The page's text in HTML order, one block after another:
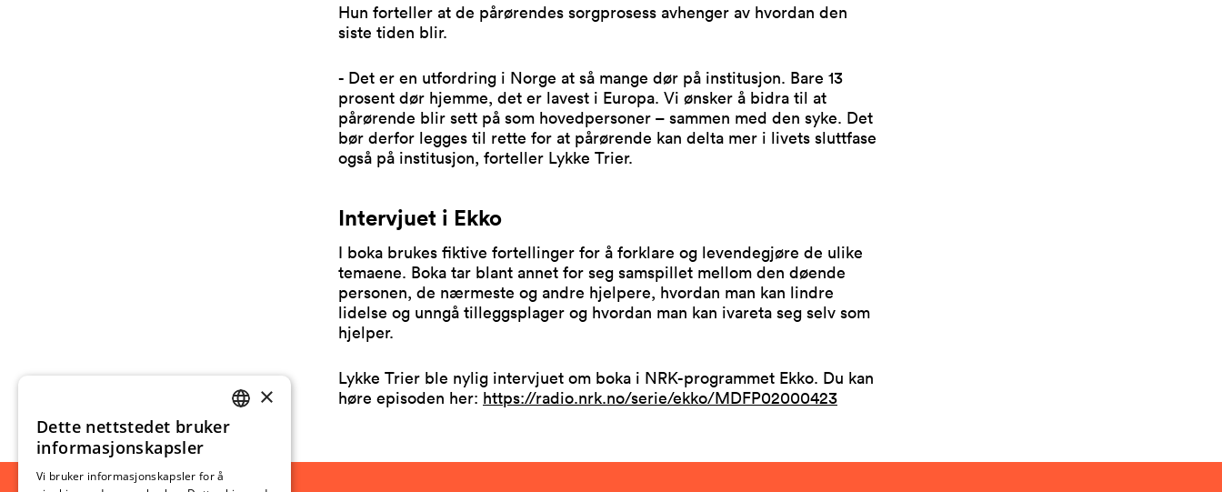
Hun forteller at de pårørendes sorgprosess avhenger av hvordan den
siste tiden blir.
- Det er en utfordring i Norge at så mange dør på institusjon. Bare 13
prosent dør hjemme, det er lavest i Europa. Vi ønsker å bidra til at
pårørende blir sett på som hovedpersoner – sammen med den syke. Det
bør derfor legges til rette for at pårørende kan delta mer i livets sluttfase
også på institusjon, forteller Lykke Trier.
Intervjuet i Ekko
I boka brukes fiktive fortellinger for å forklare og levendegjøre de ulike
temaene. Boka tar blant annet for seg samspillet mellom den døende
personen, de nærmeste og andre hjelpere, hvordan man kan lindre
lidelse og unngå tilleggsplager og hvordan man kan ivareta seg selv som
hjelper.
Lykke Trier ble nylig intervjuet om boka i NRK-programmet Ekko. Du kan
høre episoden her: https://radio.nrk.no/serie/ekko/MDFP02000423
NORWEGIAN
×
Dette nettstedet bruker
informasjonskapsler
Vi bruker informasjonskapsler for å